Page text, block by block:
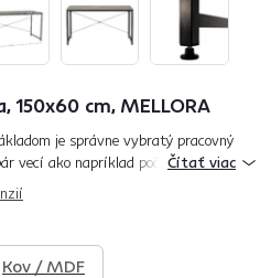
150x60 cm, MELLORA
je správne vybratý pracovný
vecí ako napríklad počítač,
aj zakladače. Ako sa hov...
Čítať viac
Kov / MDF